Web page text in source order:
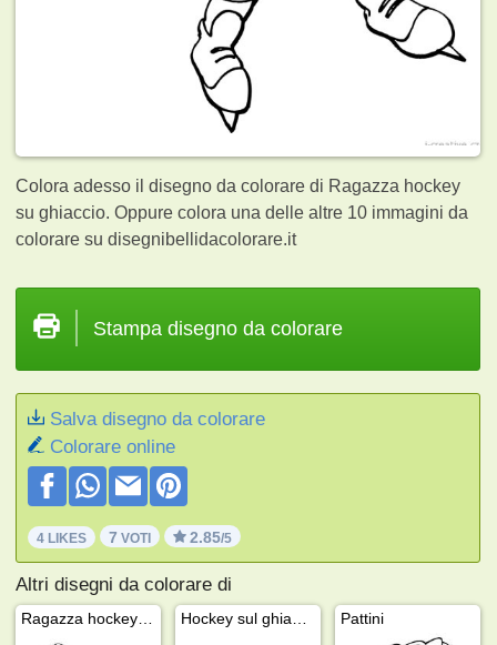
Colora adesso il disegno da colorare di Ragazza hockey
su ghiaccio. Oppure colora una delle altre 10 immagini da
colorare su disegnibellidacolorare.it
Stampa disegno da colorare
Salva disegno da colorare
Colorare online
4 LIKES 7 VOTI 2.85/5
Altri disegni da colorare di
Pattini